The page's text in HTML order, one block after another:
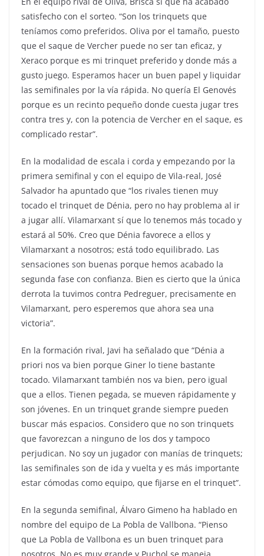
satisfecho con el sorteo. “Son los trinquets que
teníamos como preferidos. Oliva por el tamaño, puesto
que el saque de Vercher puede no ser tan eficaz, y
Xeraco porque es mi trinquet preferido y donde más a
gusto juego. Esperamos hacer un buen papel y liquidar
las semifinales por la vía rápida. No quería El Genovés
porque es un recinto pequeño donde cuesta jugar tres
contra tres y, con la potencia de Vercher en el saque, es
complicado restar”.
En la modalidad de escala i corda y empezando por la
primera semifinal y con el equipo de Vila-real, José
Salvador ha apuntado que “los rivales tienen muy
tocado el trinquet de Dénia, pero no hay problema al ir
a jugar allí. Vilamarxant sí que lo tenemos más tocado y
estará al 50%. Creo que Dénia favorece a ellos y
Vilamarxant a nosotros; está todo equilibrado. Las
sensaciones son buenas porque hemos acabado la
segunda fase con confianza. Bien es cierto que la única
derrota la tuvimos contra Pedreguer, precisamente en
Vilamarxant, pero esperemos que ahora sea una
victoria”.
En la formación rival, Javi ha señalado que “Dénia a
priori nos va bien porque Giner lo tiene bastante
tocado. Vilamarxant también nos va bien, pero igual
que a ellos. Tienen pegada, se mueven rápidamente y
son jóvenes. En un trinquet grande siempre pueden
buscar más espacios. Considero que no son trinquets
que favorezcan a ninguno de los dos y tampoco
perjudican. No soy un jugador con manías de trinquets;
las semifinales son de ida y vuelta y es más importante
estar cómodas como equipo, que fijarse en el trinquet”.
En la segunda semifinal, Álvaro Gimeno ha hablado en
nombre del equipo de La Pobla de Vallbona. “Pienso
que La Pobla de Vallbona es un buen trinquet para